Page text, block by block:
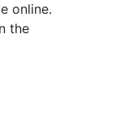
online.
the